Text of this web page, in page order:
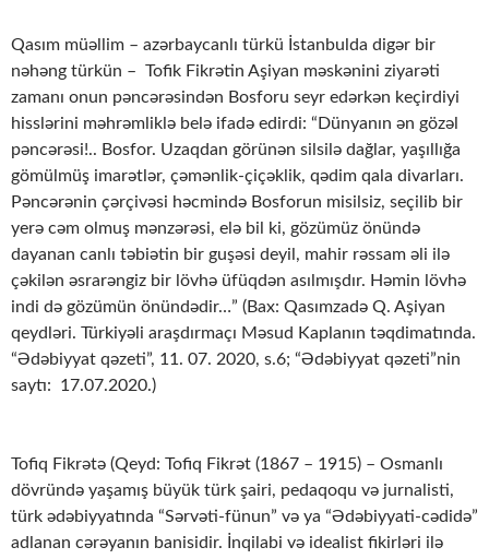
Qasım müəllim – azərbaycanlı türkü İstanbulda digər bir
nəhəng türkün – Tofik Fikrətin Aşiyan məskənini ziyarəti
zamanı onun pəncərəsindən Bosforu seyr edərkən keçirdiyi
hisslərini məhrəmliklə belə ifadə edirdi: “Dünyanın ən gözəl
pəncərəsi!.. Bosfor. Uzaqdan görünən silsilə dağlar, yaşıllığa
gömülmüş imarətlər, çəmənlik-çiçəklik, qədim qala divarları.
Pəncərənin çərçivəsi həcmində Bosforun misilsiz, seçilib bir
yerə cəm olmuş mənzərəsi, elə bil ki, gözümüz önündə
dayanan canlı təbiətin bir guşəsi deyil, mahir rəssam əli ilə
çəkilən əsrarəngiz bir lövhə üfüqdən asılmışdır. Həmin lövhə
indi də gözümün önündədir…” (Bax: Qasımzadə Q. Aşiyan
qeydləri. Türkiyəli araşdırmaçı Məsud Kaplanın təqdimatında.
“Ədəbiyyat qəzeti”, 11. 07. 2020, s.6; “Ədəbiyyat qəzeti”nin
saytı: 17.07.2020.)
Tofiq Fikrətə (Qeyd: Tofiq Fikrət (1867 – 1915) – Osmanlı
dövründə yaşamış büyük türk şairi, pedaqoqu və jurnalisti,
türk ədəbiyyatında “Sərvəti-fünun” və ya “Ədəbiyyati-cədidə”
adlanan cərəyanın banisidir. İnqilabi və idealist fikirləri ilə